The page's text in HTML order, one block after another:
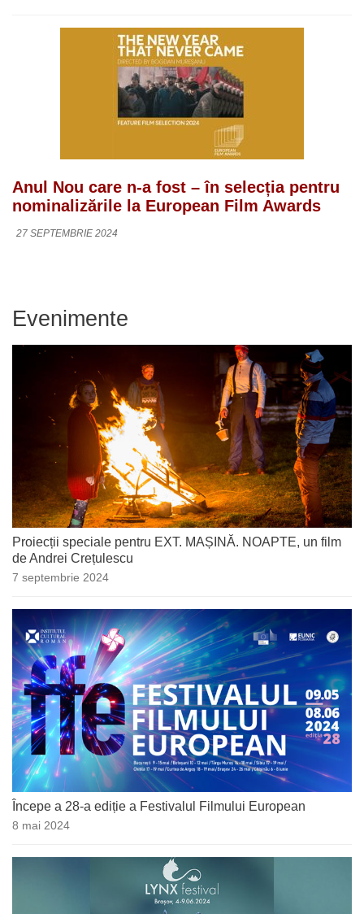
Anul Nou care n-a fost – în selecția pentru
nominalizările la European Film Awards
27 SEPTEMBRIE 2024
Evenimente
Proiecții speciale pentru EXT. MAȘINĂ. NOAPTE, un film
de Andrei Crețulescu
7 septembrie 2024
Începe a 28-a ediție a Festivalul Filmului European
8 mai 2024